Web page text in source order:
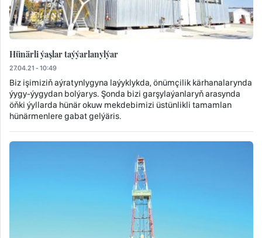
Hünärli ýaşlar taýýarlanylýar
27.04.21 - 10:49
Biz işimiziň aýratynlygyna laýyklykda, önümçilik kärhanalarynda
ýygy-ýygydan bolýarys. Şonda bizi garşylaýanlaryň arasynda
öňki ýyllarda hünär okuw mekdebimizi üstünlikli tamamlan
hünärmenlere gabat gelýäris.